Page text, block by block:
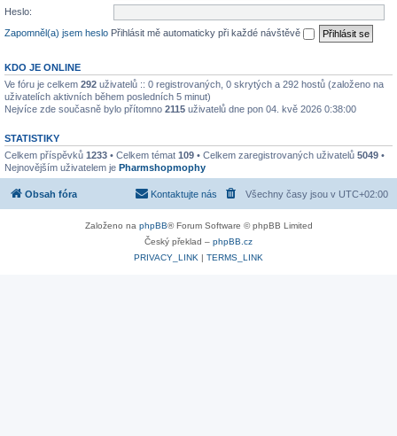
Heslo:
Zapomněl(a) jsem heslo Přihlásit mě automaticky při každé návštěvě
KDO JE ONLINE
Ve fóru je celkem 292 uživatelů :: 0 registrovaných, 0 skrytých a 292 hostů (založeno na
uživatelích aktivních během posledních 5 minut)
Nejvíce zde současně bylo přítomno 2115 uživatelů dne pon 04. kvě 2026 0:38:00
STATISTIKY
Celkem příspěvků 1233 • Celkem témat 109 • Celkem zaregistrovaných uživatelů 5049 •
Nejnovějším uživatelem je Pharmshopmophy
Obsah fóra Všechny časy jsou v UTC+02:00
Kontaktujte nás
Založeno na phpBB® Forum Software © phpBB Limited
Český překlad – phpBB.cz
PRIVACY_LINK | TERMS_LINK